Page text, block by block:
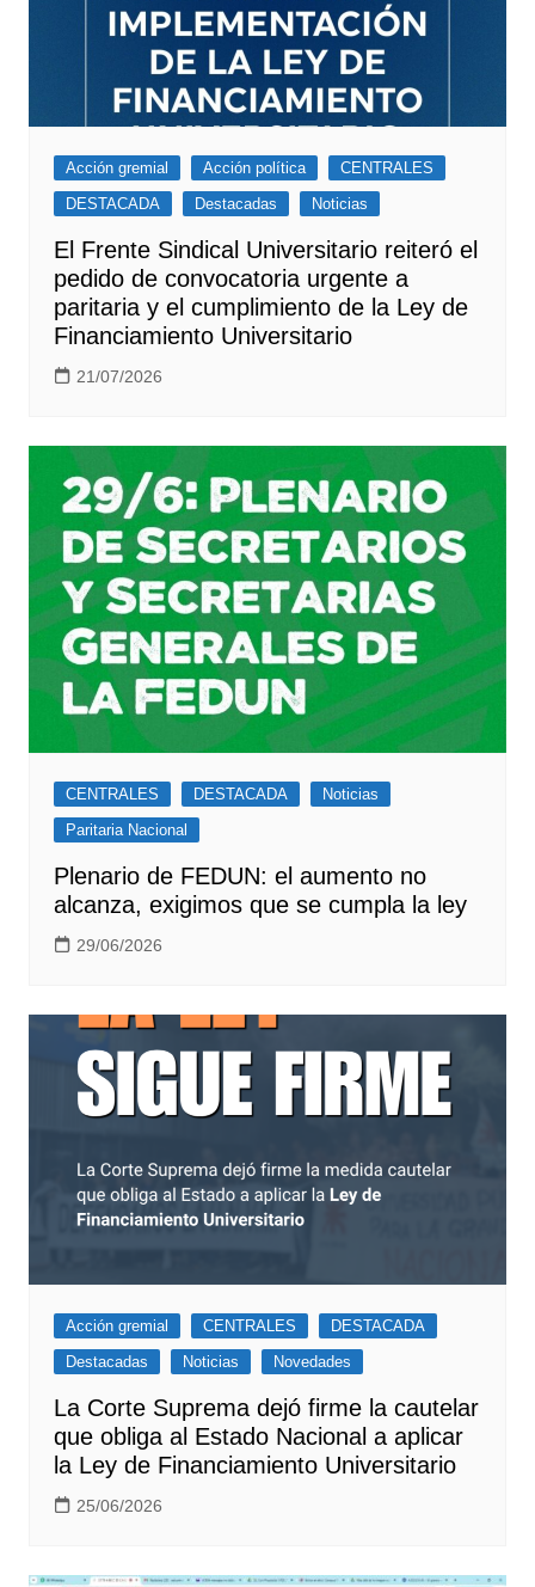
Acción gremial Acción política
CENTRALES
DESTACADA
Destacadas Noticias
El Frente Sindical Universitario reiteró el
pedido de convocatoria urgente a
paritaria y el cumplimiento de la Ley de
Financiamiento Universitario
21/07/2026
CENTRALES DESTACADA
Noticias
Paritaria Nacional
Plenario de FEDUN: el aumento no
alcanza, exigimos que se cumpla la ley
29/06/2026
Acción gremial CENTRALES
DESTACADA
Destacadas
Noticias Novedades
La Corte Suprema dejó firme la cautelar
que obliga al Estado Nacional a aplicar
la Ley de Financiamiento Universitario
25/06/2026